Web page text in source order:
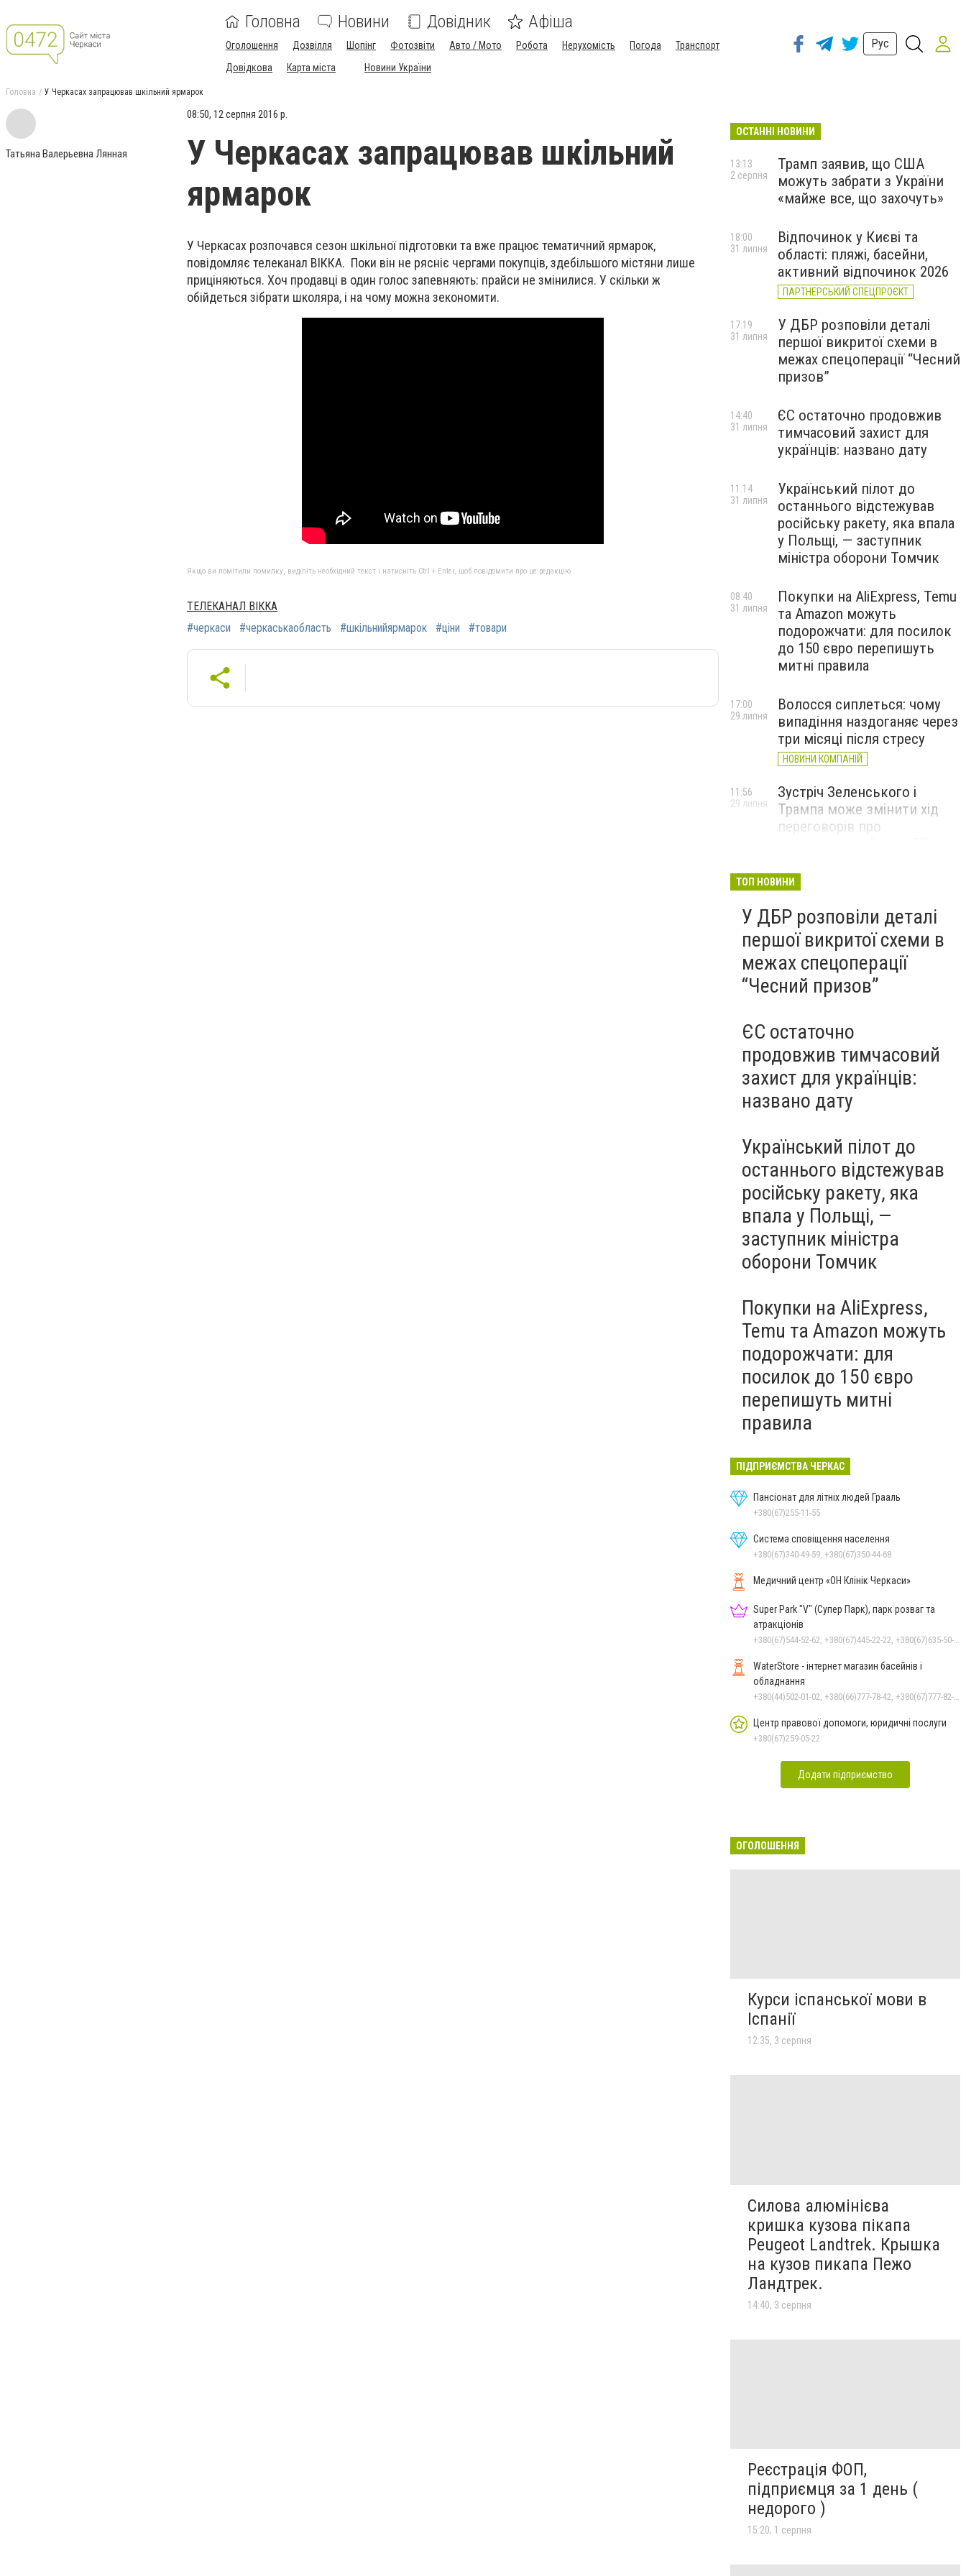
Головна Новини Довідник Афіша
Оголошення Дозвілля Шопінг Фотозвіти Авто / Мото Робота Нерухомість Погода
Транспорт
Довідкова
Карта міста Новини України
Рус
Головна У Черкасах запрацював шкільний ярмарок
Татьяна Валерьевна Лянная
08:50, 12 серпня 2016 р.
У Черкасах запрацював шкільний
ярмарок
У Черкасах розпочався сезон шкільної підготовки та вже працює тематичний ярмарок,
повідомляє телеканал ВІККА. Поки він не рясніє чергами покупців, здебільшого містяни лише
приціняються. Хоч продавці в один голос запевняють: прайси не змінилися. У скільки ж
обійдеться зібрати школяра, і на чому можна зекономити.
Якщо ви помітили помилку, виділіть необхідний текст і натисніть Ctrl + Enter, щоб повідомити про це редакцію
ТЕЛЕКАНАЛ ВІККА
#черкаси
#черкаськаобласть #шкільнийярмарок #ціни #товари
ОСТАННІ НОВИНИ
Трамп заявив, що США
можуть забрати з України
«майже все, що захочуть»
13:13
2 серпня
Відпочинок у Києві та
області: пляжі, басейни,
активний відпочинок 2026
ПАРТНЕРСЬКИЙ СПЕЦПРОЄКТ
18:00
31 липня
У ДБР розповіли деталі
першої викритої схеми в
межах спецоперації “Чесний
призов”
17:19
31 липня
ЄС остаточно продовжив
тимчасовий захист для
українців: названо дату
14:40
31 липня
Український пілот до
останнього відстежував
російську ракету, яка впала
у Польщі, — заступник
міністра оборони Томчик
11:14
31 липня
Покупки на AliExpress, Temu
та Amazon можуть
подорожчати: для посилок
до 150 євро перепишуть
митні правила
08:40
31 липня
Волосся сиплеться: чому
випадіння наздоганяє через
три місяці після стресу
НОВИНИ КОМПАНІЙ
17:00
29 липня
Зустріч Зеленського і
Трампа може змінити хід
переговорів про
11:56
29 липня
ТОП НОВИНИ
У ДБР розповіли деталі
першої викритої схеми в
межах спецоперації
“Чесний призов”
ЄС остаточно
продовжив тимчасовий
захист для українців:
названо дату
Український пілот до
останнього відстежував
російську ракету, яка
впала у Польщі, —
заступник міністра
оборони Томчик
Покупки на AliExpress,
Temu та Amazon можуть
подорожчати: для
посилок до 150 євро
перепишуть митні
правила
ПІДПРИЄМСТВА ЧЕРКАС
Пансіонат для літніх людей Грааль
+380(67)255-11-55
Система сповіщення населення
+380(67)340-49-59, +380(67)350-44-68
Медичний центр «ОН Клінік Черкаси»
Super Park "V" (Супер Парк), парк розваг та
атракціонів
+380(67)544-52-62, +380(67)445-22-22, +380(67)635-50-50
WaterStore - інтернет магазин басейнів і
обладнання
+380(44)502-01-02, +380(66)777-78-42, +380(67)777-82-19, +380(67)890-80-80, +380(73)890-80-80, +380(44)502-01-03
Центр правової допомоги, юридичні послуги
+380(67)259-05-22
Додати підприємство
ОГОЛОШЕННЯ
Курси іспанської мови в
Іспанії
12:35, 3 серпня
Силова алюмінієва
кришка кузова пікапа
Peugeot Landtrek. Крышка
на кузов пикапа Пежо
Ландтрек.
14:40, 3 серпня
Реєстрація ФОП,
підприємця за 1 день (
недорого )
15:20, 1 серпня